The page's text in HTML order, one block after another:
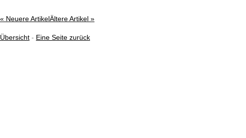
« Neuere ArtikelÄltere Artikel »
Übersicht - Eine Seite zurück